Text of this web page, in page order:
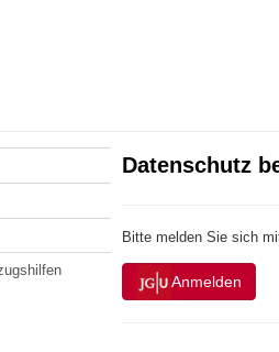
Datenschutz
Bitte melden Sie sich
Anmelden